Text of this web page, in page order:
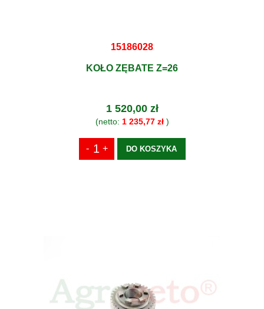
15186028
KOŁO ZĘBATE Z=26
1 520,00 zł
(netto: 1 235,77 zł)
DO KOSZYKA